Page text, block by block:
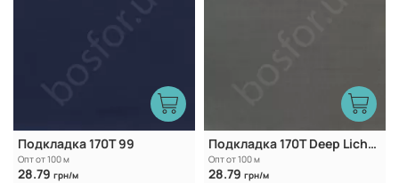
Подкладка 170T 99
Опт от 100 м
28.79 грн/м
Подкладка 170T Deep Lichen Green
Опт от 100 м
28.79 грн/м